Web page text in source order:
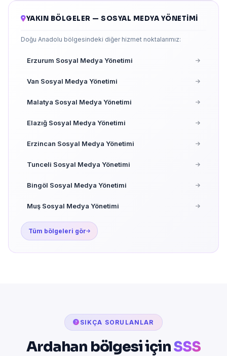
YAKIN BÖLGELER — SOSYAL MEDYA YÖNETIMI
Doğu Anadolu bölgesindeki diğer hizmet noktalarımız:
Erzurum Sosyal Medya Yönetimi
Van Sosyal Medya Yönetimi
Malatya Sosyal Medya Yönetimi
Elazığ Sosyal Medya Yönetimi
Erzincan Sosyal Medya Yönetimi
Tunceli Sosyal Medya Yönetimi
Bingöl Sosyal Medya Yönetimi
Muş Sosyal Medya Yönetimi
Tüm bölgeleri gör
SIKÇA SORULANLAR
Ardahan bölgesi içinSSS